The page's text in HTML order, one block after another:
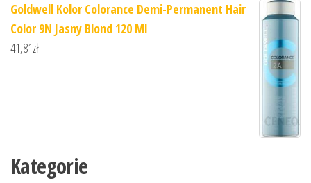
Goldwell Kolor Colorance Demi-Permanent Hair
Color 9N Jasny Blond 120 Ml
41,81zł
Kategorie